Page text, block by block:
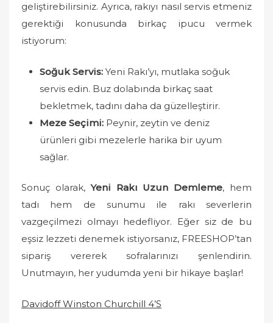
geliştirebilirsiniz. Ayrıca, rakıyı nasıl servis etmeniz
gerektiği konusunda birkaç ipucu vermek
istiyorum:
Soğuk Servis: Yeni Rakı’yı, mutlaka soğuk
servis edin. Buz dolabında birkaç saat
bekletmek, tadını daha da güzelleştirir.
Meze Seçimi: Peynir, zeytin ve deniz
ürünleri gibi mezelerle harika bir uyum
sağlar.
Sonuç olarak,Yeni Rakı Uzun Demleme, hem
tadı hem de sunumu ile rakı severlerin
vazgeçilmezi olmayı hedefliyor. Eğer siz de bu
eşsiz lezzeti denemek istiyorsanız, FREESHOP’tan
sipariş vererek sofralarınızı şenlendirin.
Unutmayın, her yudumda yeni bir hikaye başlar!
Davidoff Winston Churchill 4’S